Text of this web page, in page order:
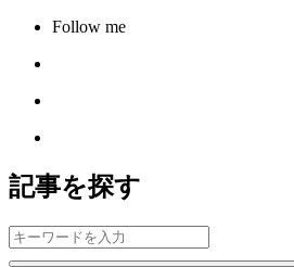
Follow me
記事を探す